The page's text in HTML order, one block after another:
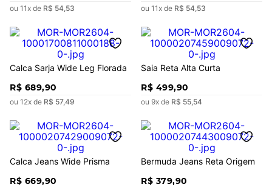
ou 11x de R$ 54,53 ou 11x de R$ 54,53
Calca Sarja Wide Leg Florada
R$ 689,90
ou 12x de R$ 57,49
Saia Reta Alta Curta
R$ 499,90
ou 9x de R$ 55,54
Calca Jeans Wide Prisma
R$ 669,90
Bermuda Jeans Reta Origem
R$ 379,90